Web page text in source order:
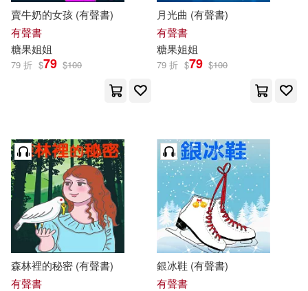
賣牛奶的女孩 (有聲書)
有聲書
糖果姐姐
79 折 $79 $100
月光曲 (有聲書)
有聲書
糖果姐姐
79 折 $79 $100
森林裡的秘密 (有聲書)
有聲書
銀冰鞋 (有聲書)
有聲書